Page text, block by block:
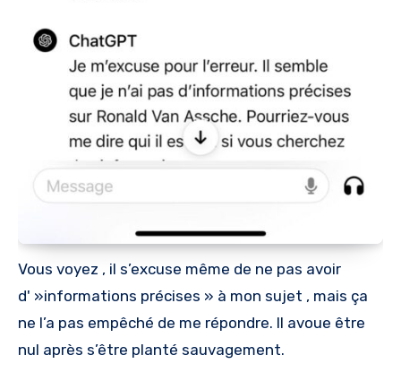
Vous voyez , il s’excuse même de ne pas avoir
d' »informations précises » à mon sujet , mais ça
ne l’a pas empêché de me répondre. Il avoue être
nul après s’être planté sauvagement.